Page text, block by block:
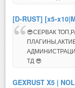
[D-RUST] [x5-
😎СЕРВАК
ТД 😎
GEXRUST X5 |